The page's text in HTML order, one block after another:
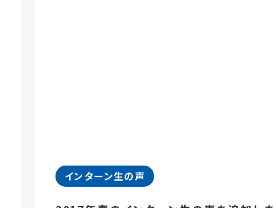
インターン生の声